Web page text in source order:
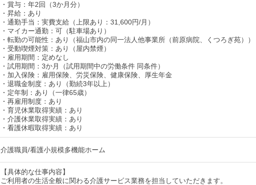
・賞与：年2回（3か月分）
・昇給：あり
・通勤手当：実費支給（上限あり：31,600円/月）
・マイカー通勤：可（駐車場あり）
・転勤の可能性：あり（福山市内の同一法人他事業所（前原病院、くつろぎ苑））
・受動喫煙対策：あり（屋内禁煙）
・雇用期間：定めなし
・試用期間：3か月（試用期間中の労働条件 同条件）
・加入保険：雇用保険、労災保険、健康保険、厚生年金
・退職金制度：あり（勤続3年以上）
・定年制：あり（一律65歳）
・再雇用制度：あり
・育児休業取得実績：あり
・介護休業取得実績：あり
・看護休暇取得実績：あり
介護職員/看護小規模多機能ホーム
【具体的な仕事内容】
ご利用者の生活全般に関わる介護サービス業務を担当していただきます。